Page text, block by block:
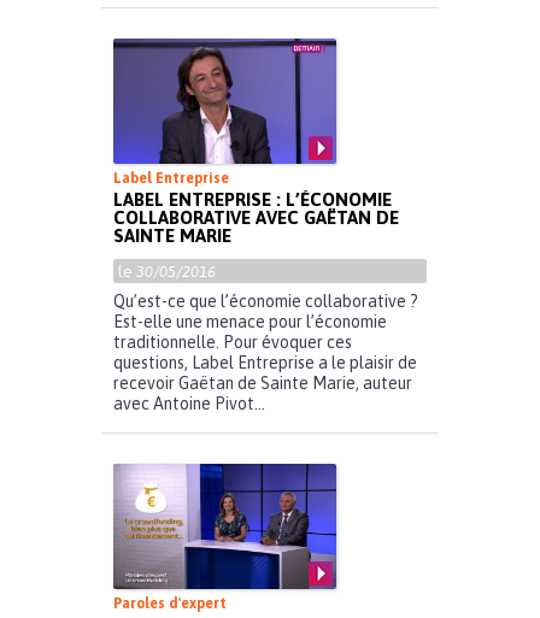
Label Entreprise
LABEL ENTREPRISE : L’ÉCONOMIE
COLLABORATIVE AVEC GAËTAN DE
SAINTE MARIE
le 30/05/2016
Qu’est-ce que l’économie collaborative ?
Est-elle une menace pour l’économie
traditionnelle. Pour évoquer ces
questions, Label Entreprise a le plaisir de
recevoir Gaëtan de Sainte Marie, auteur
avec Antoine Pivot...
Paroles d'expert